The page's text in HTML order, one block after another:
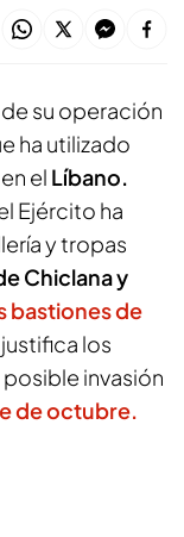
su operación
ha utilizado
el Líbano.
Ejército ha
y tropas
Chiclana y
bastiones de
los
invasión
de octubre.